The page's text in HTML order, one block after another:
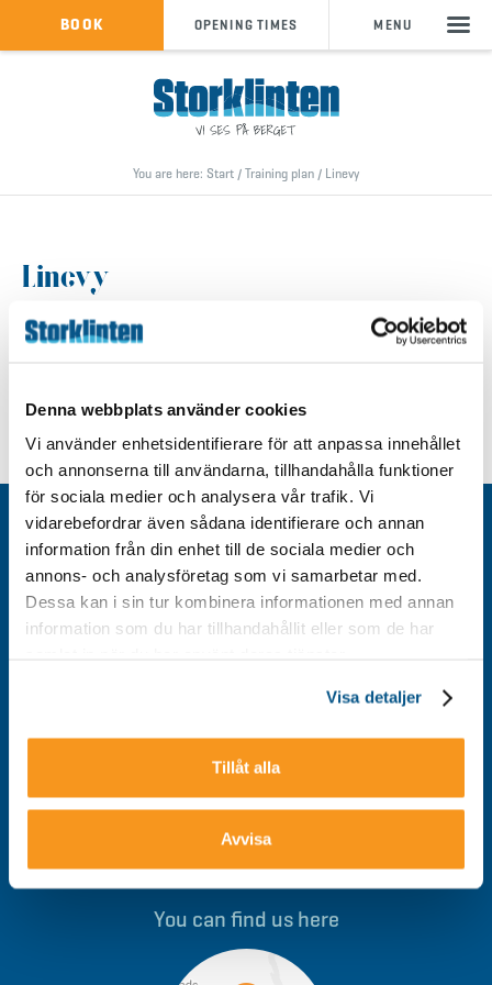
Denna webbplats använder cookies
Vi använder enhetsidentifierare för att anpassa innehållet
och annonserna till användarna, tillhandahålla funktioner
för sociala medier och analysera vår trafik. Vi
vidarebefordrar även sådana identifierare och annan
information från din enhet till de sociala medier och
annons- och analysföretag som vi samarbetar med.
Dessa kan i sin tur kombinera informationen med annan
information som du har tillhandahållit eller som de har
Visa detaljer
Tillåt alla
Avvisa
BUY SKIPASS
bokning@storklinten.se
•
Telephone booking : +46(0)928 - 40 000
OPENING TIMES
BOOK MENU
You are here: Start / Training plan / Linevy
Linevy
Ski Pass
Restaurant
Contact
Welcome to Storklinten - meet us at the mountain!
/bokning@storklinten.se
You can find us here